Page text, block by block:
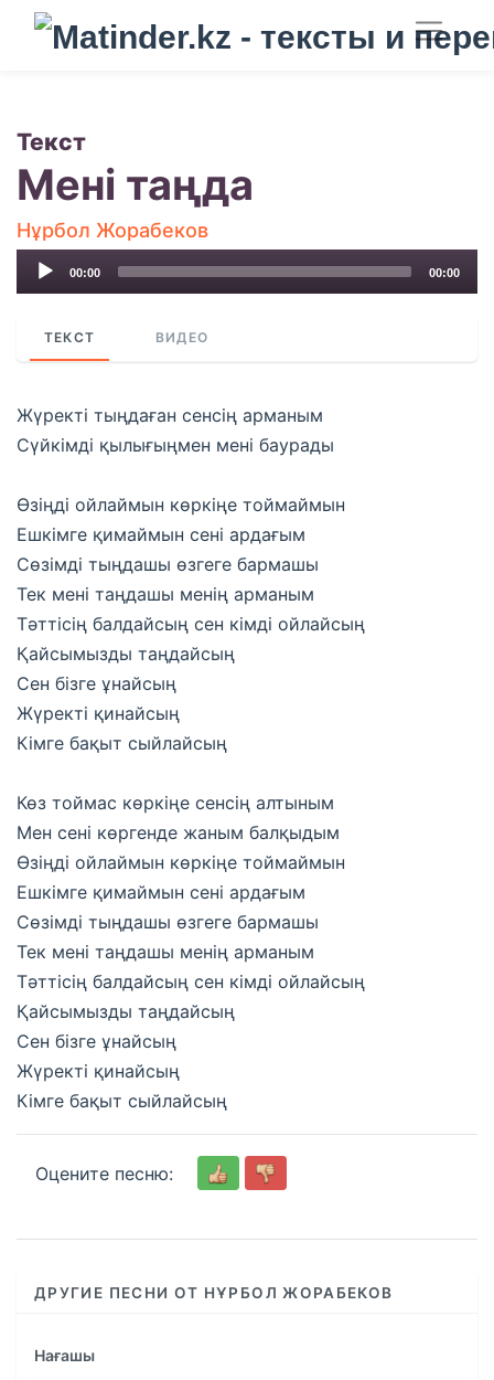
Текст
Мені таңда
Нұрбол Жорабеков
Audio
00:00 00:00
ТЕКСТ ВИДЕО
Жүректі тыңдаған сенсің арманым
Сүйкімді қылығыңмен мені баурады
Өзіңді ойлаймын көркіңе тоймаймын
Ешкімге қимаймын сені ардағым
Сөзімді тыңдашы өзгеге бармашы
Тек мені таңдашы менің арманым
Тəттісің балдайсың сен кімді ойлайсың
Қайсымызды таңдайсың
Сен бізге ұнайсың
Жүректі қинайсың
Кімге бақыт сыйлайсың
Көз тоймас көркіңе сенсің алтыным
Мен сені көргенде жаным балқыдым
Өзіңді ойлаймын көркіңе тоймаймын
Ешкімге қимаймын сені ардағым
Сөзімді тыңдашы өзгеге бармашы
Тек мені таңдашы менің арманым
Тəттісің балдайсың сен кімді ойлайсың
Қайсымызды таңдайсың
Сен бізге ұнайсың
Жүректі қинайсың
Кімге бақыт сыйлайсың
Оцените песню:
ДРУГИЕ ПЕСНИ ОТ НҰРБОЛ ЖОРАБЕКОВ
Нағашы